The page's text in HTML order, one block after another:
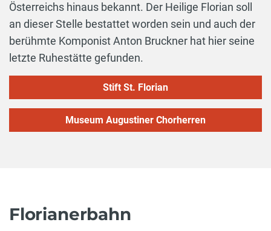
Österreichs hinaus bekannt. Der Heilige Florian soll
an dieser Stelle bestattet worden sein und auch der
berühmte Komponist Anton Bruckner hat hier seine
letzte Ruhestätte gefunden.
Stift St. Florian
Museum Augustiner Chorherren
Florianerbahn